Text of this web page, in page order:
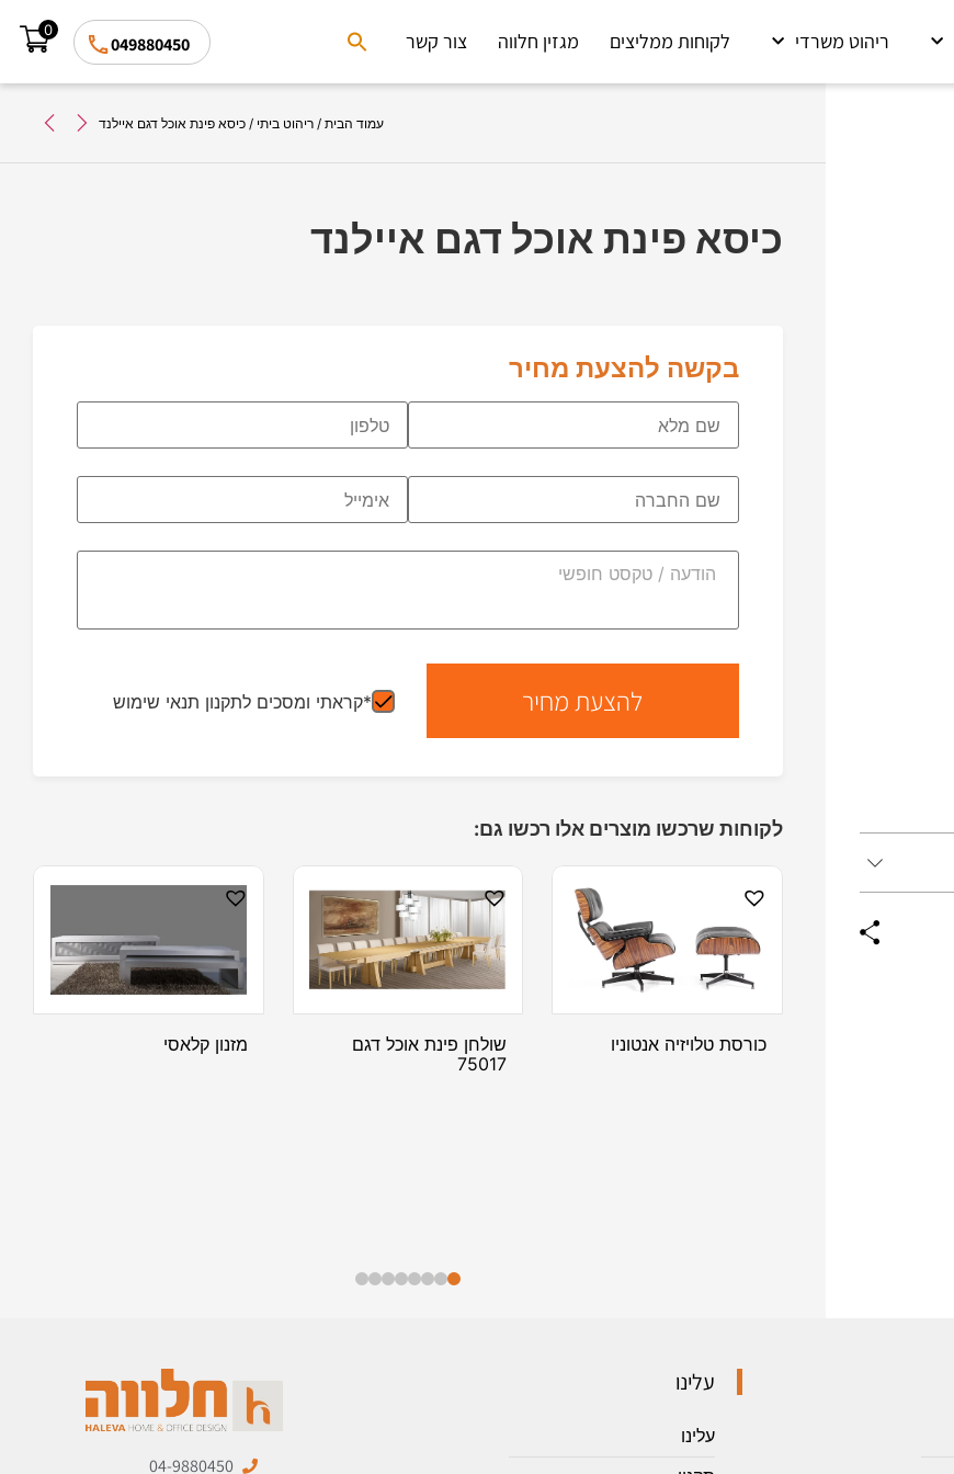
ריהוט משרדי לקוחות ממליצים מגזין חלווה צור קשר
Search
for:
049880450
0
עמוד הבית / ריהוט ביתי / כיסא פינת אוכל דגם איילנד
כיסא פינת אוכל דגם איילנד
בקשה להצעת מחיר
*קראתי ומסכים לתקנון תנאי שימוש
לקוחות שרכשו מוצרים אלו רכשו גם:
כורסת טלויזיה אנטוניו
שולחן פינת אוכל דגם
75017
מזנון קלאסי
עלינו
עלינו
04-9880450